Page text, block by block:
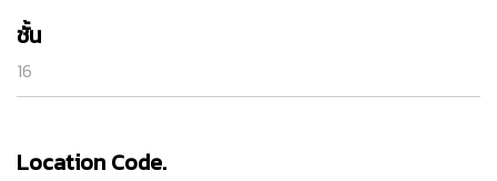
ชั้น
16
Location Code.